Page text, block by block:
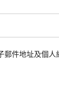
件地址及個